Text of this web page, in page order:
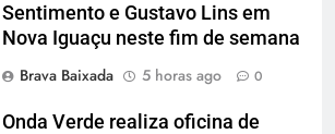
Sentimento e Gustavo Lins em
Nova Iguaçu neste fim de semana
Brava Baixada
5 horas ago 0
Onda Verde realiza oficina de